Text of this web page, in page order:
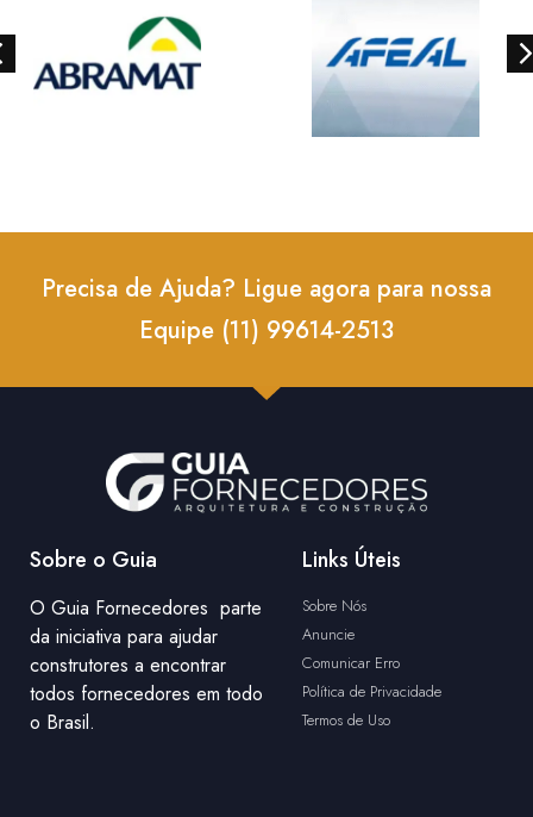
Precisa de Ajuda? Ligue agora para nossa
Equipe (11) 99614-2513
Sobre o Guia
O Guia Fornecedores parte
da iniciativa para ajudar
construtores a encontrar
todos fornecedores em todo
o Brasil.
Links Úteis
Sobre Nós
Anuncie
Comunicar Erro
Política de Privacidade
Termos de Uso